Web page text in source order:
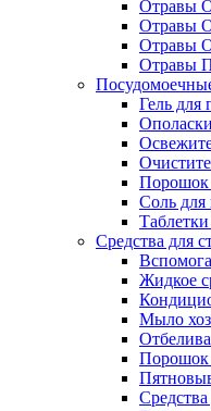
Отравы
Отравы
Отравы
Отравы
Гель для
Порошок
Соль для
Средства для
Жидкое
Мыло
Порошок